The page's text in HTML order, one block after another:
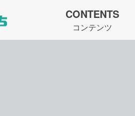
CONTENTS
コンテンツ